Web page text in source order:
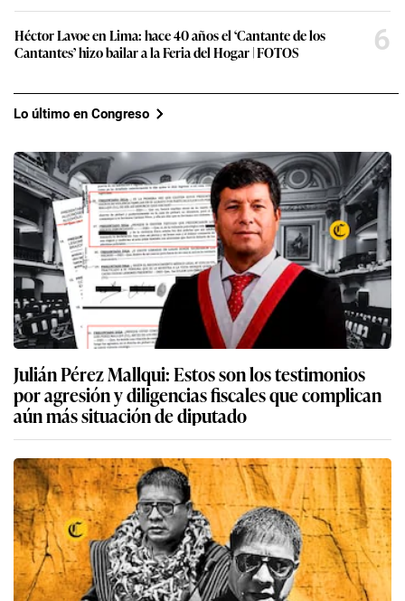
Héctor Lavoe en Lima: hace 40 años el ‘Cantante de los
Cantantes’ hizo bailar a la Feria del Hogar | FOTOS
6
Lo último en Congreso
Julián Pérez Mallqui: Estos son los testimonios
por agresión y diligencias fiscales que complican
aún más situación de diputado